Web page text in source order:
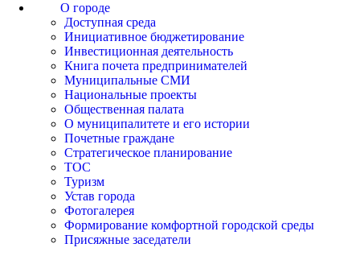
О городе
Доступная среда
Инициативное бюджетирование
Инвестиционная деятельность
Книга почета предпринимателей
Муниципальные СМИ
Национальные проекты
Общественная палата
О муниципалитете и его истории
Почетные граждане
Стратегическое планирование
ТОС
Туризм
Устав города
Фотогалерея
Формирование комфортной городской среды
Присяжные заседатели